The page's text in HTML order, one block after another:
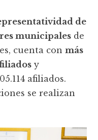
de
municipales de
cuenta conmás
y
afiliados.
se realizan